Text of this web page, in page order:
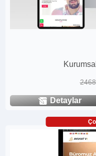
Detaylar